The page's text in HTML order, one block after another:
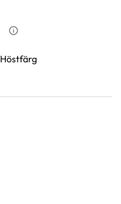
Vad betyder
Höstfärg